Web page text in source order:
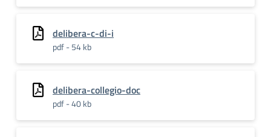
delibera-c-di-i
pdf - 54 kb
delibera-collegio-doc
pdf - 40 kb